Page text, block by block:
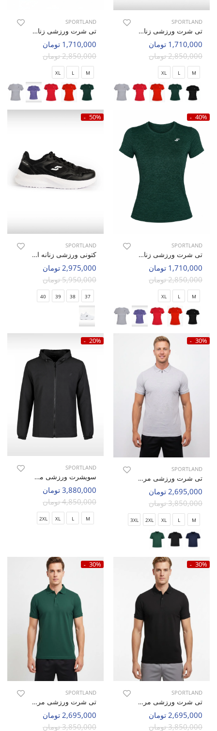
SPORTLAND
تی شرت ورزشی زنانه اسپورتلند SHIFT Lumin W
1,710,000 تومان
2,850,000 تومان
M
L
XL
SPORTLAND
تی شرت ورزشی زنانه اسپورتلند SHIFT Lumin W
1,710,000 تومان
2,850,000 تومان
M
L
XL
40%
SPORTLAND
تی شرت ورزشی زنانه اسپورتلند SHIFT Lumin W
1,710,000 تومان
2,850,000 تومان
M
L
XL
50%
SPORTLAND
کتونی ورزشی زنانه اسپورتلند Flux Walk W
2,975,000 تومان
5,950,000 تومان
37
38
39
40
30%
SPORTLAND
تی شرت ورزشی مردانه اسپورتلند SHIFT Flow M
2,695,000 تومان
3,850,000 تومان
M
L
XL
2XL
3XL
20%
SPORTLAND
سویشرت ورزشی مردانه اسپورتلند SHIFT Aero M
3,880,000 تومان
4,850,000 تومان
M
L
XL
2XL
30%
SPORTLAND
تی شرت ورزشی مردانه اسپورتلند SHIFT Active M
2,695,000 تومان
3,850,000 تومان
30%
SPORTLAND
تی شرت ورزشی مردانه اسپورتلند SHIFT Active M
2,695,000 تومان
3,850,000 تومان